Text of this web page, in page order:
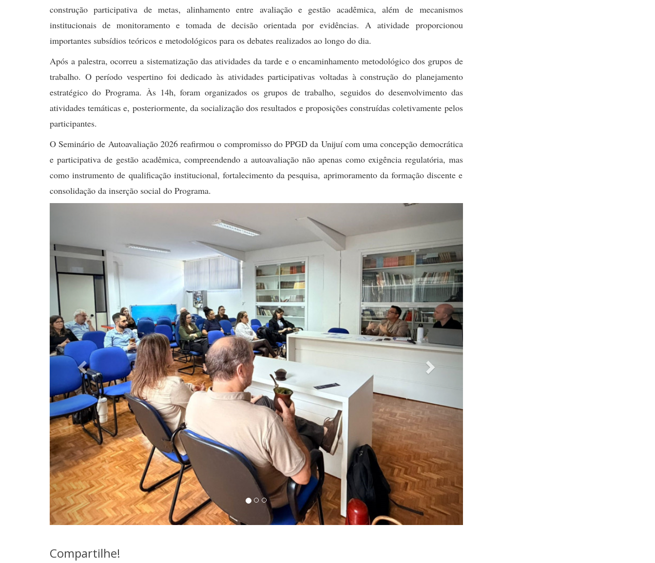
construção participativa de metas, alinhamento entre avaliação e gestão acadêmica, além de mecanismos
institucionais de monitoramento e tomada de decisão orientada por evidências. A atividade proporcionou
importantes subsídios teóricos e metodológicos para os debates realizados ao longo do dia.
Após a palestra, ocorreu a sistematização das atividades da tarde e o encaminhamento metodológico dos grupos de
trabalho. O período vespertino foi dedicado às atividades participativas voltadas à construção do planejamento
estratégico do Programa. Às 14h, foram organizados os grupos de trabalho, seguidos do desenvolvimento das
atividades temáticas e, posteriormente, da socialização dos resultados e proposições construídas coletivamente pelos
participantes.
O Seminário de Autoavaliação 2026 reafirmou o compromisso do PPGD da Unijuí com uma concepção democrática
e participativa de gestão acadêmica, compreendendo a autoavaliação não apenas como exigência regulatória, mas
como instrumento de qualificação institucional, fortalecimento da pesquisa, aprimoramento da formação discente e
consolidação da inserção social do Programa.
Compartilhe!